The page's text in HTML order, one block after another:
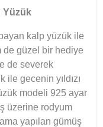
Yüzük
kalp yüzük ile
de güzel bir hediye
de severek
ile gecenin yıldızı
modeli 925 ayar
üzerine rodyum
yapılan gümüş